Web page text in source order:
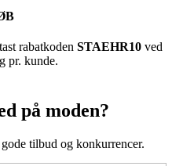
rabatkoden STAEHR10 ved
pr. kunde.
på moden?
tilbud og konkurrencer.